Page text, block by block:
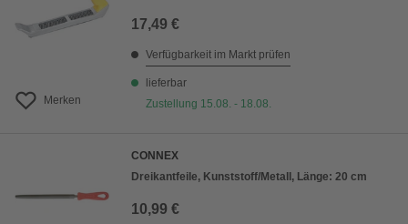
Merken
17,49 €
Verfügbarkeit im Markt prüfen
lieferbar
Zustellung 15.08. - 18.08.
CONNEX
Dreikantfeile, Kunststoff/Metall, Länge: 20 cm
10,99 €